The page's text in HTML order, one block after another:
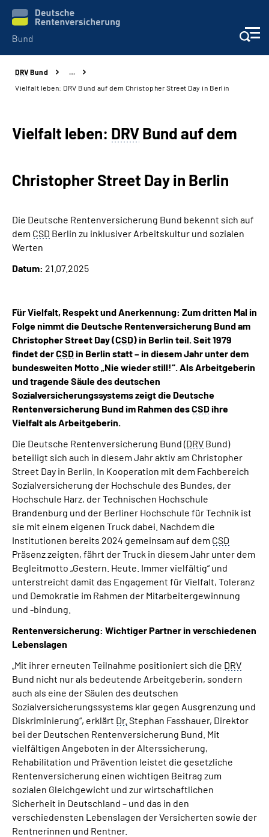
Beratung & Kontakt
Karriere
Online-Services
Leichte Sprache
Suche
Mein Kundenportal
DRV Bund
…
Vielfalt leben: DRV Bund auf dem Christopher Street Day in Berlin
Vielfalt leben: DRVBund auf dem
Christopher Street Day in Berlin
Die Deutsche Rentenversicherung Bund bekennt sich auf
dem CSD Berlin zu inklusiver Arbeitskultur und sozialen
Werten
Datum: 21.07.2025
Für Vielfalt, Respekt und Anerkennung: Zum dritten Mal in
Folge nimmt die Deutsche Rentenversicherung Bund am
Christopher Street Day (CSD) in Berlin teil. Seit 1979
findet derCSDin Berlin statt – in diesem Jahr unter dem
bundesweiten Motto „Nie wieder still!“. Als Arbeitgeberin
und tragende Säule des deutschen
Sozialversicherungssystems zeigt die Deutsche
Rentenversicherung Bund im Rahmen desCSDihre
Vielfalt als Arbeitgeberin.
Die Deutsche Rentenversicherung Bund (DRV Bund)
beteiligt sich auch in diesem Jahr aktiv am Christopher
Street Day in Berlin. In Kooperation mit dem Fachbereich
Sozialversicherung der Hochschule des Bundes, der
Hochschule Harz, der Technischen Hochschule
Brandenburg und der Berliner Hochschule für Technik ist
sie mit einem eigenen Truck dabei. Nachdem die
Institutionen bereits 2024 gemeinsam auf dem CSD
Präsenz zeigten, fährt der Truck in diesem Jahr unter dem
Begleitmotto „Gestern. Heute. Immer vielfältig“ und
unterstreicht damit das Engagement für Vielfalt, Toleranz
und Demokratie im Rahmen der Mitarbeitergewinnung
und -bindung.
Rentenversicherung: Wichtiger Partner in verschiedenen
Lebenslagen
„Mit ihrer erneuten Teilnahme positioniert sich die DRV
Bund nicht nur als bedeutende Arbeitgeberin, sondern
auch als eine der Säulen des deutschen
Sozialversicherungssystems klar gegen Ausgrenzung und
Diskriminierung“, erklärt Dr. Stephan Fasshauer, Direktor
bei der Deutschen Rentenversicherung Bund. Mit
vielfältigen Angeboten in der Alterssicherung,
Rehabilitation und Prävention leistet die gesetzliche
Rentenversicherung einen wichtigen Beitrag zum
sozialen Gleichgewicht und zur wirtschaftlichen
Sicherheit in Deutschland – und das in den
verschiedensten Lebenslagen der Versicherten sowie der
Rentnerinnen und Rentner.